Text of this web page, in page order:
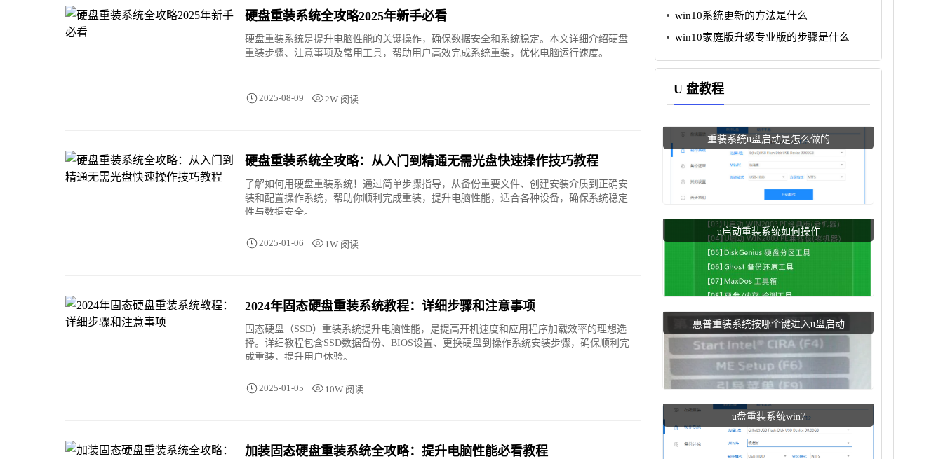
硬盘重装系统全攻略2025年新手必看
硬盘重装系统是提升电脑性能的关键操作，确保数据安全和系统稳定。本文详细介绍硬盘
重装步骤、注意事项及常用工具，帮助用户高效完成系统重装，优化电脑运行速度。
2025-08-09 2W 阅读
硬盘重装系统全攻略：从入门到精通无需光盘快速操作技巧教程
了解如何用硬盘重装系统！通过简单步骤指导，从备份重要文件、创建安装介质到正确安
装和配置操作系统，帮助你顺利完成重装，提升电脑性能，适合各种设备，确保系统稳定
性与数据安全。
2025-01-06 1W 阅读
2024年固态硬盘重装系统教程：详细步骤和注意事项
固态硬盘（SSD）重装系统提升电脑性能，是提高开机速度和应用程序加载效率的理想选
择。详细教程包含SSD数据备份、BIOS设置、更换硬盘到操作系统安装步骤，确保顺利完
成重装，提升用户体验。
2025-01-05 10W 阅读
加装固态硬盘重装系统全攻略：提升电脑性能必看教程
win10系统更新的方法是什么
win10家庭版升级专业版的步骤是什么
U 盘教程
重装系统u盘启动是怎么做的
u启动重装系统如何操作
惠普重装系统按哪个键进入u盘启动
u盘重装系统win7